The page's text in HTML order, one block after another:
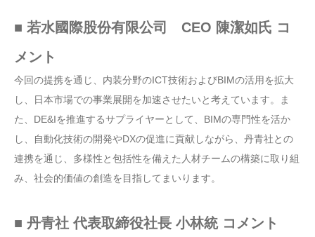
■ 若⽔國際股份有限公司 CEO 陳潔如氏 コ
メント
今回の提携を通じ、内装分野のICT技術およびBIMの活用を拡大
し、日本市場での事業展開を加速させたいと考えています。ま
た、DE&Iを推進するサプライヤーとして、BIMの専門性を活か
し、自動化技術の開発やDXの促進に貢献しながら、丹青社との
連携を通じ、多様性と包括性を備えた人材チームの構築に取り組
み、社会的価値の創造を目指してまいります。
■ 丹青社 代表取締役社長 小林統 コメント